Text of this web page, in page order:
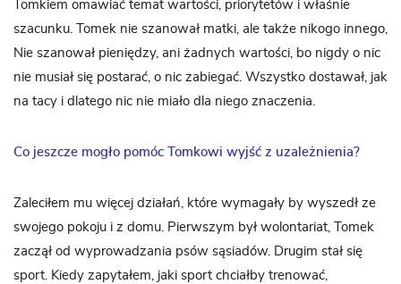
Tomkiem omawiać temat wartości, priorytetów i właśnie
szacunku. Tomek nie szanował matki, ale także nikogo innego,
Nie szanował pieniędzy, ani żadnych wartości, bo nigdy o nic
nie musiał się postarać, o nic zabiegać. Wszystko dostawał, jak
na tacy i dlatego nic nie miało dla niego znaczenia.
Co jeszcze mogło pomóc Tomkowi wyjść z uzależnienia?
Zaleciłem mu więcej działań, które wymagały by wyszedł ze
swojego pokoju i z domu. Pierwszym był wolontariat, Tomek
zaczął od wyprowadzania psów sąsiadów. Drugim stał się
sport. Kiedy zapytałem, jaki sport chciałby trenować,